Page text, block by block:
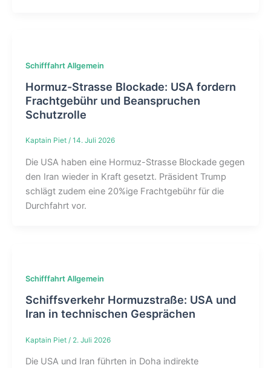
Schifffahrt Allgemein
Hormuz-Strasse Blockade: USA fordern
Frachtgebühr und Beanspruchen
Schutzrolle
Kaptain Piet / 14. Juli 2026
Die USA haben eine Hormuz-Strasse Blockade gegen
den Iran wieder in Kraft gesetzt. Präsident Trump
schlägt zudem eine 20%ige Frachtgebühr für die
Durchfahrt vor.
Schifffahrt Allgemein
Schiffsverkehr Hormuzstraße: USA und
Iran in technischen Gesprächen
Kaptain Piet / 2. Juli 2026
Die USA und Iran führten in Doha indirekte